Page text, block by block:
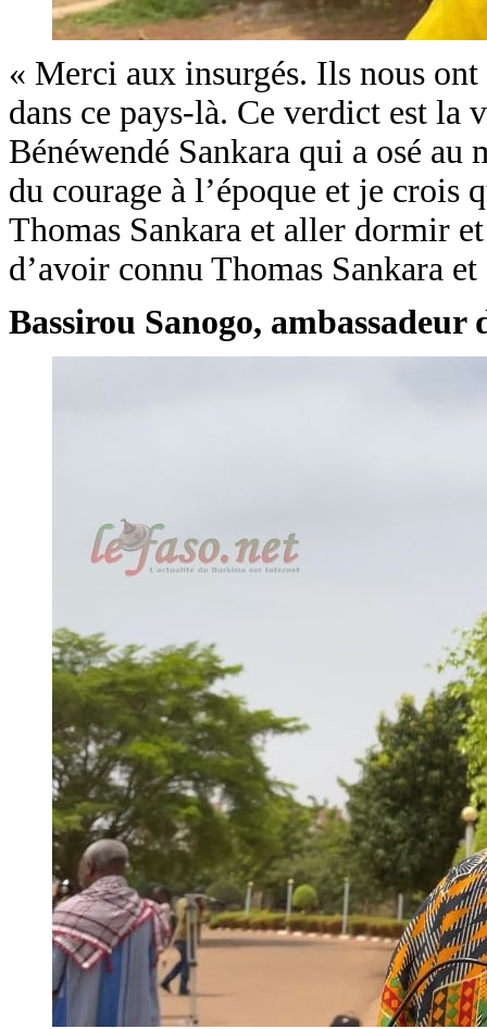
« Merci aux insurgés. Ils nous
dans ce pays-là. Ce verdict est
Bénéwendé Sankara qui a osé
du courage à l’époque et je crois
Thomas Sankara et aller dormir
d’avoir connu Thomas Sankara
Bassirou Sanogo,